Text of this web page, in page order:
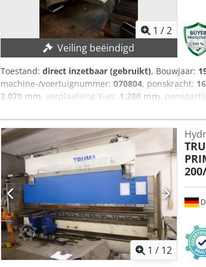
1 /2
Veiling beëindigd
Toestand: direct inzetbaar (gebruikt), Bouwjaar:
machine-/voertuignummer: 070804, ponskracht:
2.070 mm, verplaatsing Y-as: 1.280 mm,
165 kN Werkbereik: 2.070 x 1.280 mm Plaatdikte:
Snelheid X-as: 80 m/min Snelheid Y-as: 55 m/min
Abzef Machinegewicht: ca. 8.000 kg
1 / 12